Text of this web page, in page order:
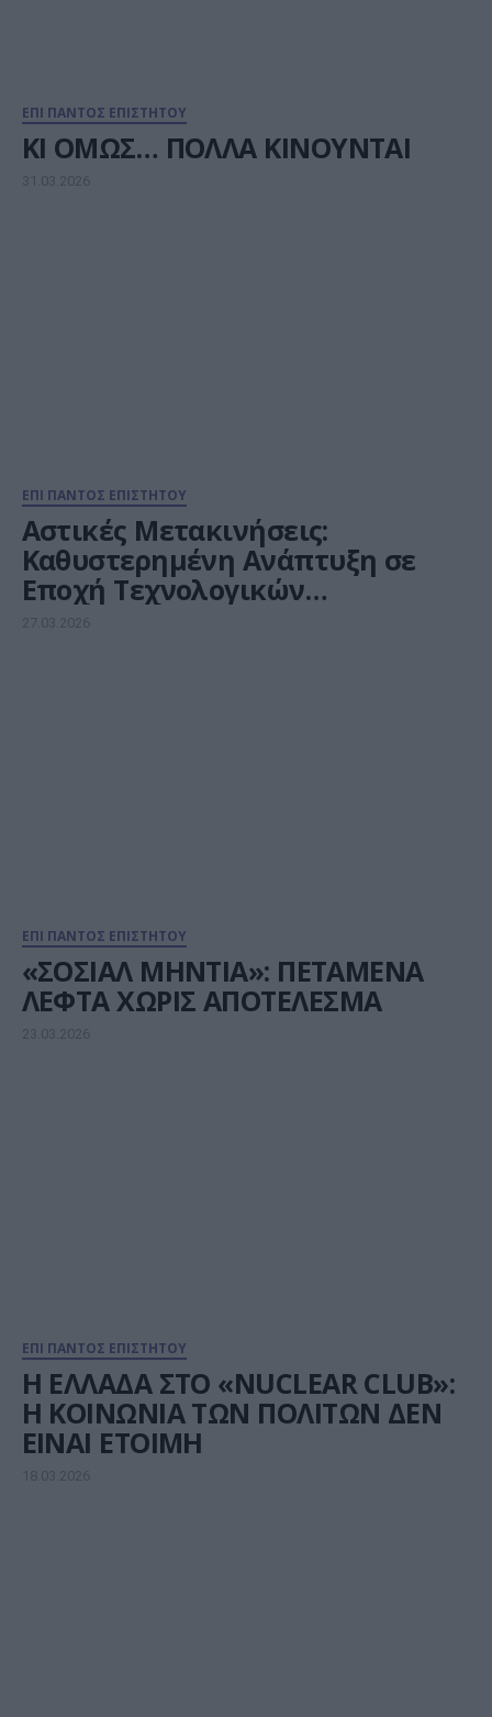
ΕΠΙ ΠΑΝΤΟΣ ΕΠΙΣΤΗΤΟΥ
ΚΙ ΟΜΩΣ… ΠΟΛΛΑ ΚΙΝΟΥΝΤΑΙ
31.03.2026
ΕΠΙ ΠΑΝΤΟΣ ΕΠΙΣΤΗΤΟΥ
Αστικές Μετακινήσεις:
Καθυστερημένη Ανάπτυξη σε
Εποχή Τεχνολογικών
Επαναστάσεων
27.03.2026
ΕΠΙ ΠΑΝΤΟΣ ΕΠΙΣΤΗΤΟΥ
«ΣΟΣΙΑΛ ΜΗΝΤΙΑ»: ΠΕΤΑΜΕΝΑ
ΛΕΦΤΑ ΧΩΡΙΣ ΑΠΟΤΕΛΕΣΜΑ
23.03.2026
ΕΠΙ ΠΑΝΤΟΣ ΕΠΙΣΤΗΤΟΥ
Η ΕΛΛΑΔΑ ΣΤΟ «NUCLEΑR CLUΒ»:
Η ΚΟΙΝΩΝΙΑ ΤΩΝ ΠΟΛΙΤΩΝ ΔΕΝ
ΕΙΝΑΙ ΕΤΟΙΜΗ
18.03.2026